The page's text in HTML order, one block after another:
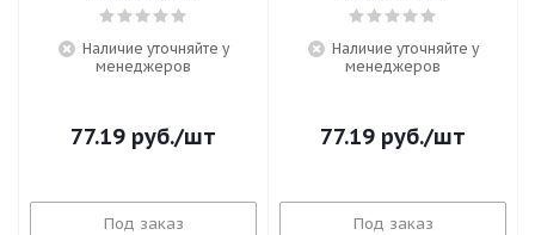
Наличие уточняйте у
менеджеров
77.19 руб./шт
Под заказ
Наличие уточняйте у
менеджеров
77.19 руб./шт
Под заказ